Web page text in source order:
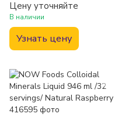
French Vanilla
Цену уточняйте
В наличии
Узнать цену